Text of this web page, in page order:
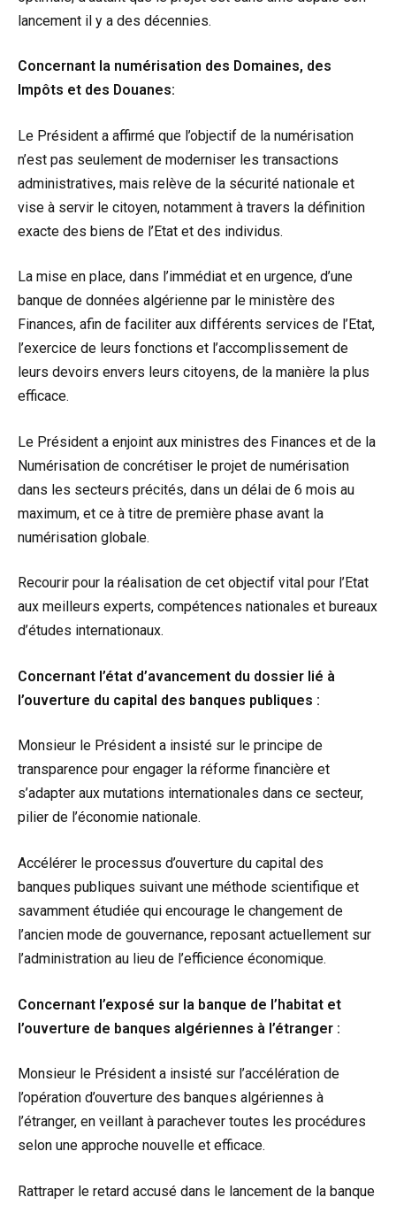
lancement il y a des décennies.
Concernant la numérisation des Domaines, des
Impôts et des Douanes:
Le Président a affirmé que l’objectif de la numérisation
n’est pas seulement de moderniser les transactions
administratives, mais relève de la sécurité nationale et
vise à servir le citoyen, notamment à travers la définition
exacte des biens de l’Etat et des individus.
La mise en place, dans l’immédiat et en urgence, d’une
banque de données algérienne par le ministère des
Finances, afin de faciliter aux différents services de l’Etat,
l’exercice de leurs fonctions et l’accomplissement de
leurs devoirs envers leurs citoyens, de la manière la plus
efficace.
Le Président a enjoint aux ministres des Finances et de la
Numérisation de concrétiser le projet de numérisation
dans les secteurs précités, dans un délai de 6 mois au
maximum, et ce à titre de première phase avant la
numérisation globale.
Recourir pour la réalisation de cet objectif vital pour l’Etat
aux meilleurs experts, compétences nationales et bureaux
d’études internationaux.
Concernant l’état d’avancement du dossier lié à
l’ouverture du capital des banques publiques :
Monsieur le Président a insisté sur le principe de
transparence pour engager la réforme financière et
s’adapter aux mutations internationales dans ce secteur,
pilier de l’économie nationale.
Accélérer le processus d’ouverture du capital des
banques publiques suivant une méthode scientifique et
savamment étudiée qui encourage le changement de
l’ancien mode de gouvernance, reposant actuellement sur
l’administration au lieu de l’efficience économique.
Concernant l’exposé sur la banque de l’habitat et
l’ouverture de banques algériennes à l’étranger :
Monsieur le Président a insisté sur l’accélération de
l’opération d’ouverture des banques algériennes à
l’étranger, en veillant à parachever toutes les procédures
selon une approche nouvelle et efficace.
Rattraper le retard accusé dans le lancement de la banque